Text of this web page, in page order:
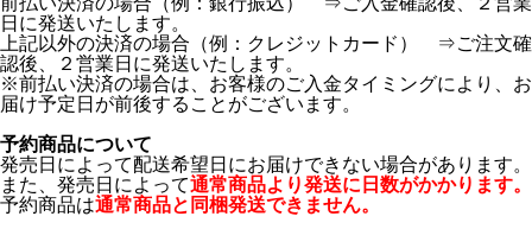
日に発送いたします。
上記以外の決済の場合（例：クレジットカード） ⇒ご注文確
認後、２営業日に発送いたします。
※前払い決済の場合は、お客様のご入金タイミングにより、お
届け予定日が前後することがございます。
予約商品について
発売日によって配送希望日にお届けできない場合があります。
また、発売日によって通常商品より発送に日数がかかります。
予約商品は通常商品と同梱発送できません。